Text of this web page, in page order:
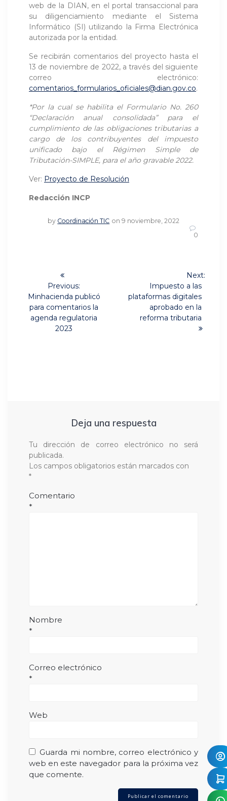
web de la DIAN, en el portal transaccional para
su diligenciamiento mediante el Sistema
Informático (SI) utilizando la Firma Electrónica
autorizada por la entidad.
Se recibirán comentarios del proyecto hasta el
13 de noviembre de 2022, a través del siguiente
correo electrónico:
comentarios_formularios_oficiales@dian.gov.co.
*Por la cual se habilita el Formulario No. 260
“Declaración anual consolidada” para el
cumplimiento de las obligaciones tributarias a
cargo de los contribuyentes del impuesto
unificado bajo el Régimen Simple de
Tributación-SIMPLE, para el año gravable 2022.
Ver: Proyecto de Resolución
Redacción INCP
by Coordinación TIC on 9 noviembre, 2022
0
Navegación
entradas
Previous:
Previous
post:
Minhacienda publicó
para comentarios la
agenda regulatoria
2023
Next:
post:
Impuesto a las
plataformas digitales
aprobado en la
reforma tributaria
Deja una respuesta
Tu dirección de correo electrónico no será
publicada.
Los campos obligatorios están marcados con
*
Comentario
*
Nombre
*
Correo electrónico
*
Web
Guarda mi nombre, correo electrónico y
web en este navegador para la próxima vez
que comente.